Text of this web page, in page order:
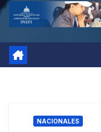
NACIONALES